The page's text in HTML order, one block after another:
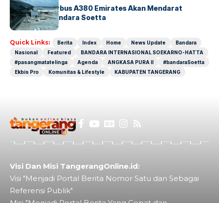
8 Agustus, Airbus A380 Emirates Akan Mendarat
Perdana di Bandara Soetta
Quick Links: Berita Index Home News Update
Bandara
Nasional
Featured
BANDARA INTERNASIONAL SOEKARNO-HATTA
#pasangmatatelinga
Agenda ANGKASA PURA II
#bandaraSoetta
Ekbis Pro
Komunitas & Lifestyle KABUPATEN TANGERANG
Visi Dan Misi TangerangOnline.id:
Visi "Menjadi Portal Berita Nomor Satu dan Sebagai
Referensi Publik"